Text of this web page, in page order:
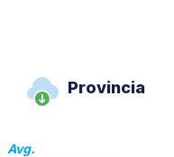
Provincia
Avg.